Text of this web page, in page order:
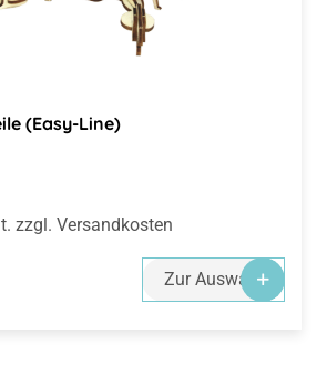
(Easy-Line)
zzgl. Versandkosten
Zur Auswahl